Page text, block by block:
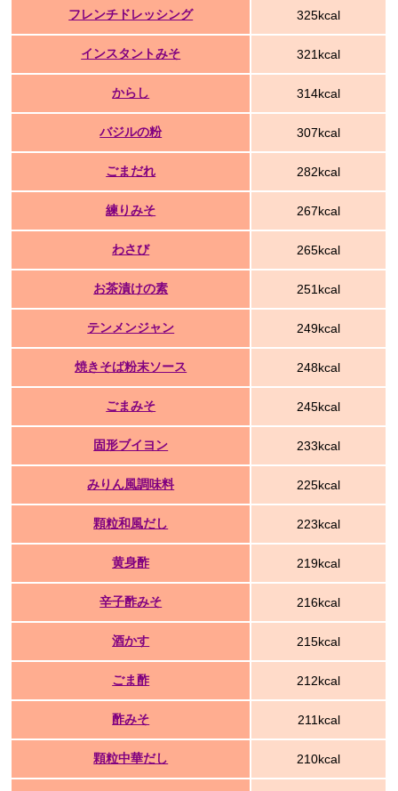
フレンチドレッシング 325kcal
インスタントみそ 321kcal
からし 314kcal
バジルの粉 307kcal
ごまだれ 282kcal
練りみそ 267kcal
わさび 265kcal
お茶漬けの素 251kcal
テンメンジャン 249kcal
焼きそば粉末ソース 248kcal
ごまみそ 245kcal
固形ブイヨン 233kcal
みりん風調味料 225kcal
顆粒和風だし 223kcal
黄身酢 219kcal
辛子酢みそ 216kcal
酒かす 215kcal
ごま酢 212kcal
酢みそ 211kcal
顆粒中華だし 210kcal